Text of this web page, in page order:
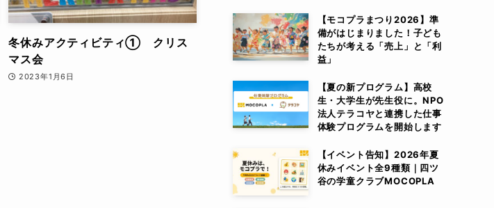
冬休みアクティビティ① クリス
マス会
2023年1月6日
【モコプラまつり2026】準
備がはじまりました！子ども
たちが考える「売上」と「利
益」
【夏の新プログラム】高校
生・大学生が先生役に。NPO
法人テラコヤと連携した仕事
体験プログラムを開始します
【イベント告知】2026年夏
休みイベント全9種類｜四ツ
谷の学童クラブMOCOPLA